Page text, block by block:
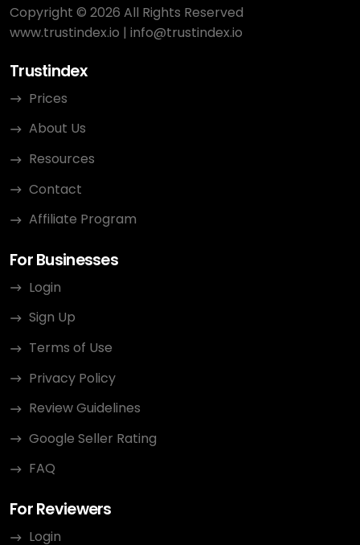
Copyright © 2026 All Rights Reserved
www.trustindex.io | info@trustindex.io
Trustindex
Prices
About Us
Resources
Contact
Affiliate Program
For Businesses
Login
Sign Up
Terms of Use
Privacy Policy
Review Guidelines
Google Seller Rating
FAQ
For Reviewers
Login